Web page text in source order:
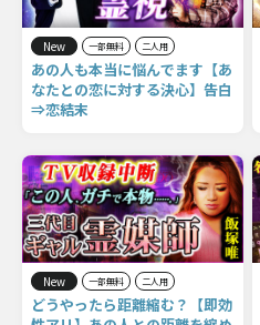
New 一部無料 二人用
あの人も本当に悩んでます【あ
なたとの恋に対する決心】告白
⇒恋結末
New 一部無料 二人用
どうやったら距離縮む？【即効